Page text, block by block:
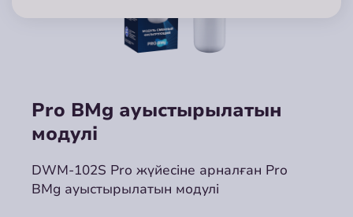
Pro BMg ауыстырылатын
модулі
DWM-102S Pro жүйесіне арналған Pro
BMg ауыстырылатын модулі
Pro BMg ауыстырылатын
модулі
DWM-102S Pro жүйесіне арналған Pro
BMg ауыстырылатын модулі
Pro BMg ауыстырылатын
модулі
DWM-102S Pro жүйесіне арналған Pro
BMg ауыстырылатын модулі